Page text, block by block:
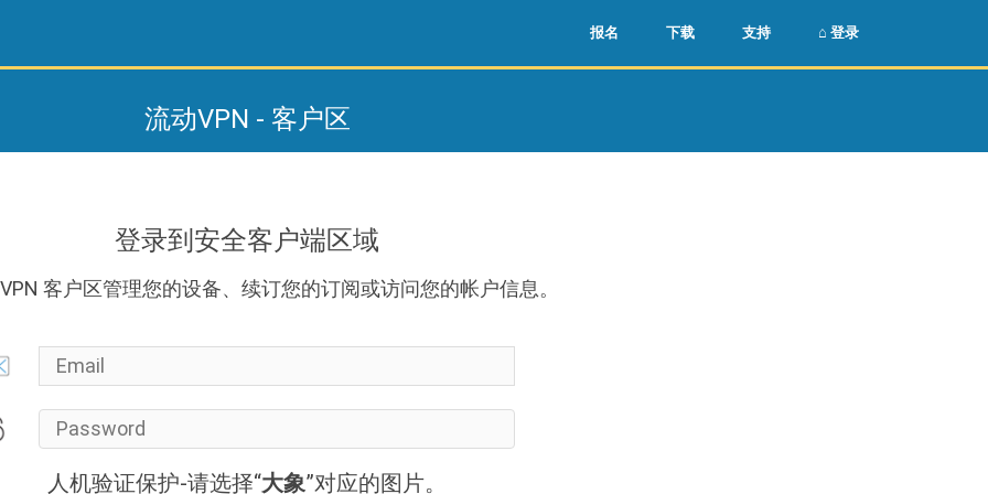
报名 下载 支持 ⌂ 登录
流动VPN - 客户区
登录到安全客户端区域
客户区管理您的设备、续订您的订阅或访问您的帐户信息。
人机验证保护-请选择“大象”对应的图片。